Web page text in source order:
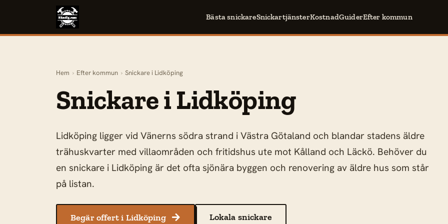
Bästa snickareSnickartjänsterKostnadGuiderEfter kommun
Hem › Efter kommun › Snickare i Lidköping
Snickare i Lidköping
Lidköping ligger vid Vänerns södra strand i Västra Götaland och blandar stadens äldre
trähuskvarter med villaområden och fritidshus ute mot Kålland och Läckö. Behöver du
en snickare i Lidköping är det ofta sjönära byggen och renovering av äldre hus som står
på listan.
Begär offert i Lidköping  Lokala snickare